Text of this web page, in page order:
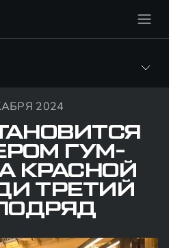
2024
ГУМ-
КРАСНОЙ
ТРЕТИЙ